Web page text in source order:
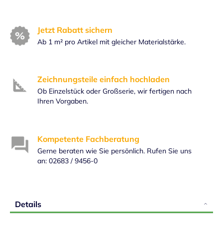
Jetzt Rabatt sichern
Ab 1 m² pro Artikel mit gleicher Materialstärke.
Zeichnungsteile einfach hochladen
Ob Einzelstück oder Großserie, wir fertigen nach
Ihren Vorgaben.
Kompetente Fachberatung
Gerne beraten wie Sie persönlich. Rufen Sie uns
an: 02683 / 9456-0
Details